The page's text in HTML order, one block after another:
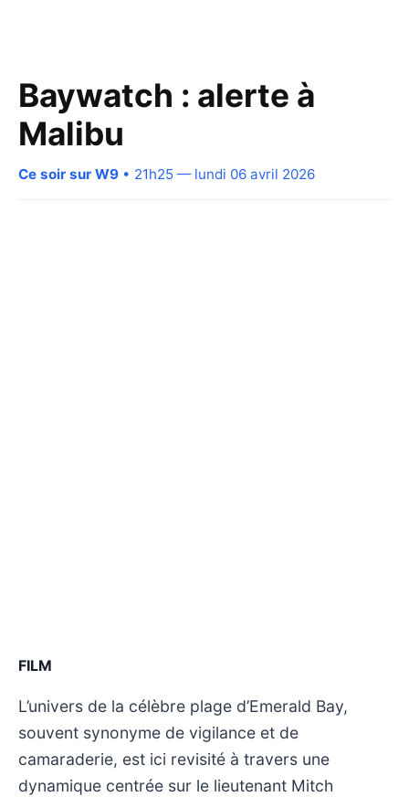
Baywatch : alerte à
Malibu
Ce soir sur W9 • 21h25 — lundi 06 avril 2026
FILM
L’univers de la célèbre plage d’Emerald Bay,
souvent synonyme de vigilance et de
camaraderie, est ici revisité à travers une
dynamique centrée sur le lieutenant Mitch